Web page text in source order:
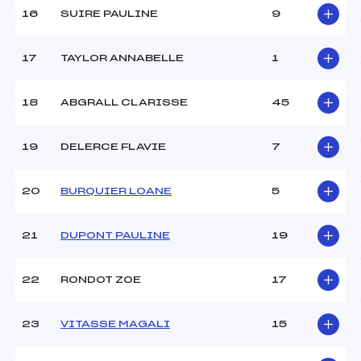
171.5800
Catégorie :
U14+U16
16 SUIRE PAULINE 9
17 TAYLOR ANNABELLE 1
18 ABGRALL CLARISSE 45
19 DELERCE FLAVIE 7
20 BURQUIER LOANE 5
21 DUPONT PAULINE 19
22 RONDOT ZOE 17
23 VITASSE MAGALI 15